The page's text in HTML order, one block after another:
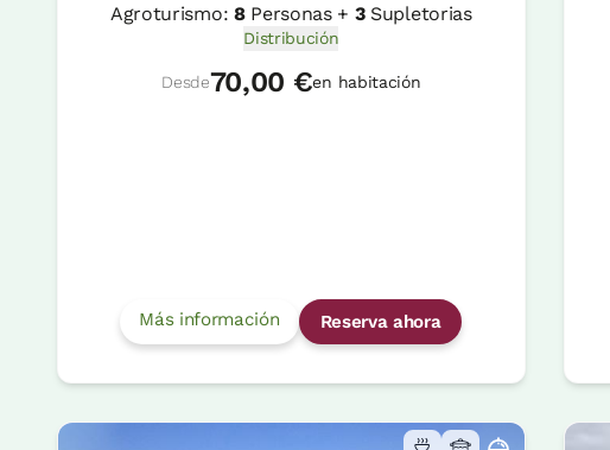
Agroturismo: 8Personas + 3Supletorias
Distribución
Desde70,00 €en habitación
Más información Reserva ahora